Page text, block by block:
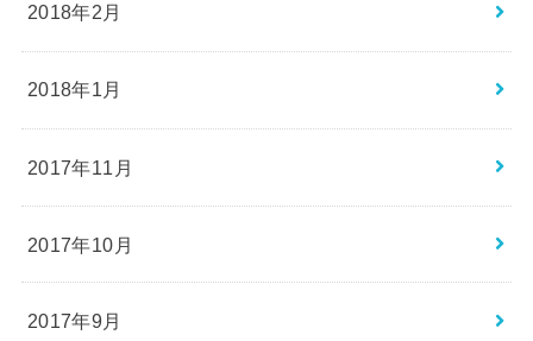
2018年2月
2018年1月
2017年11月
2017年10月
2017年9月